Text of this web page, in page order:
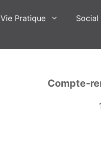
Vie Pratique Social
Compte-